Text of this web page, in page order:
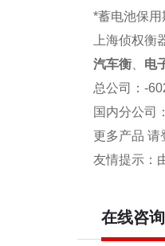
*蓄电池保用
上海侦权
汽车衡
电
总公司
：-
国内分公司
更多产品 请
友情提示：
在线咨询